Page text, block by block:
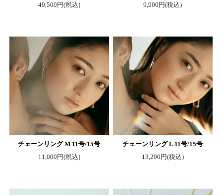
49,500円(税込)
9,900円(税込)
チェーンリング M 11号/15号
11,000円(税込)
チェーンリング L 11号/15号
13,200円(税込)